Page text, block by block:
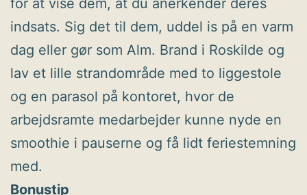
for at vise dem, at du anerkender deres
indsats. Sig det til dem, uddel is på en varm
dag eller gør som Alm. Brand i Roskilde og
lav et lille strandområde med to liggestole
og en parasol på kontoret, hvor de
arbejdsramte medarbejder kunne nyde en
smoothie i pauserne og få lidt feriestemning
med.
Bonustip